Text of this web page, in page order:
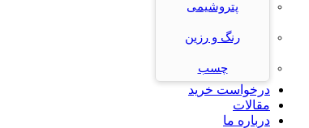
پتروشیمی
رنگ و رزین
چسب
درخواست خرید
مقالات
درباره ما